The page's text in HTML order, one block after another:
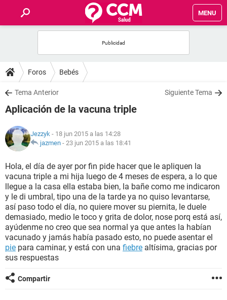
MENU
FOROS
SALUD
FAMILIA
NUTRICIÓN
BIENESTAR
SEXUALIDAD
GLOSARIO
Foros Bebés
Tema Anterior Siguiente Tema
Aplicación de la vacuna triple
Jezzyk - 18 jun 2015 a las 14:28
jazmen - 23 jun 2015 a las 18:41
Hola, el día de ayer por fin pide hacer que le apliquen la
vacuna triple a mi hija luego de 4 meses de espera, a lo que
llegue a la casa ella estaba bien, la bañe como me indicaron
y le di umbral, tipo una de la tarde ya no quiso levantarse,
así paso todo el día, no quiere mover su piernita, le duele
demasiado, medio le toco y grita de dolor, nose porq está así,
ayúdenme no creo que sea normal ya que antes la habían
vacunado y jamás había pasado esto, no puede asentar el
pie para caminar, y está con una fiebre altísima, gracias por
sus respuestas
Compartir